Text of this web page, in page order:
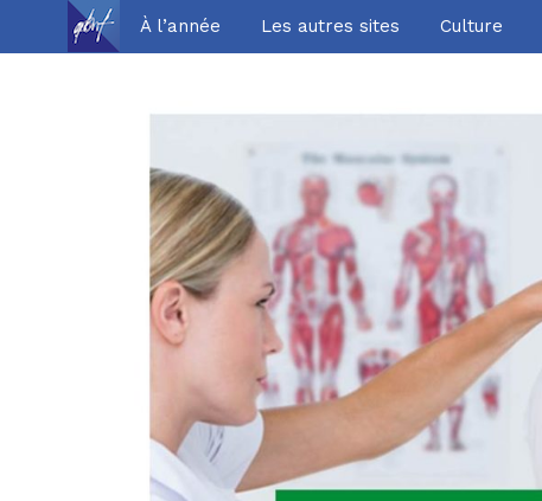
À l’année Les autres sites Culture